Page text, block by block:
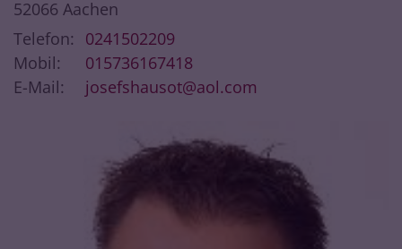
52066 Aachen
Telefon:
0241502209
Mobil:
015736167418
E-Mail:
josefshausot@aol.com